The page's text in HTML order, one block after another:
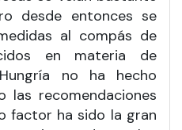
desde entonces se
al compás de
en materia de
no ha hecho
las recomendaciones
factor ha sido la gran